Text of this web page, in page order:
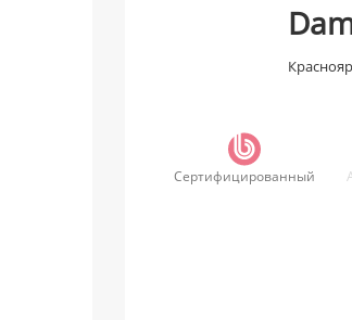
Сертифицированный